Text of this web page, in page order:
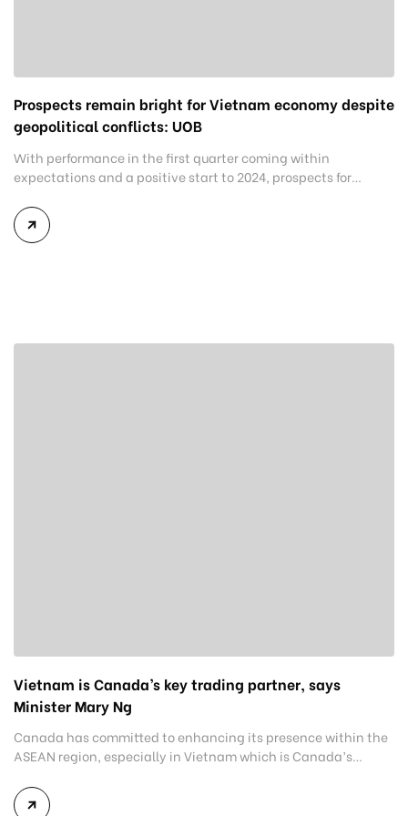
Prospects remain bright for Vietnam economy despite
geopolitical conflicts: UOB
With performance in the first quarter coming within
expectations and a positive start to 2024, prospects for
stemming from geopolitical tensions, Singapore-based UOB
said in a note. Conflicts between Russia and Ukraine and
Vietnam is Canada’s key trading partner, says
Minister Mary Ng
Canada has committed to enhancing its presence within the
ASEAN region, especially in Vietnam which is Canada’s
Promotion, International Trade and Economic Development